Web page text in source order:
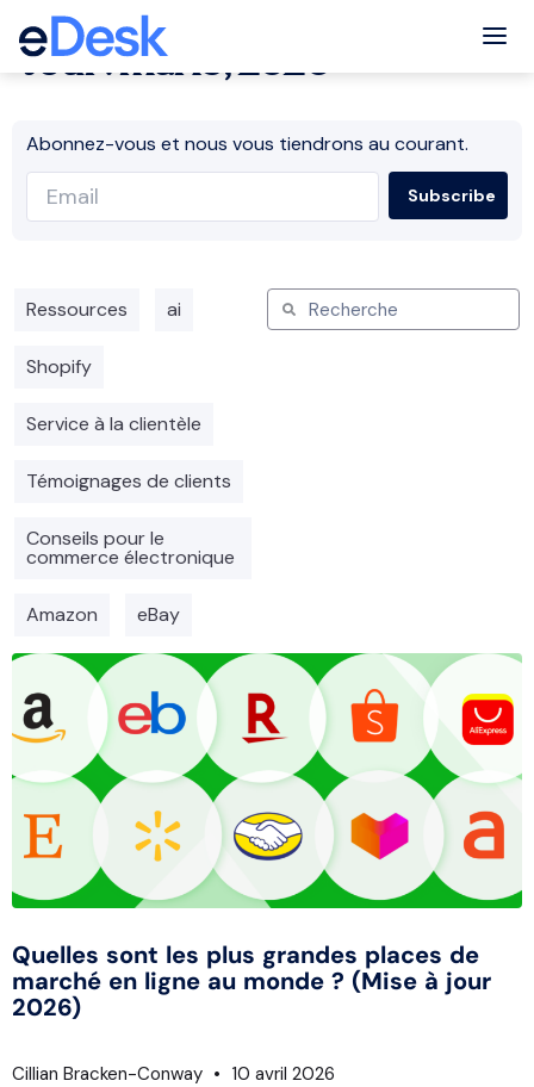
Jour : mai 15, 2020
Abonnez-vous et nous vous tiendrons au courant.
Ressources ai
Shopify
Service à la clientèle
Témoignages de clients
Conseils pour le
commerce électronique
Amazon eBay
Quelles sont les plus grandes places de
marché en ligne au monde ? (Mise à jour
2026)
Cillian Bracken-Conway 10 avril 2026